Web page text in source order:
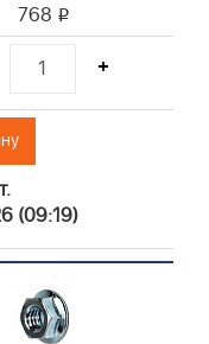
768 i
+
(09:19)